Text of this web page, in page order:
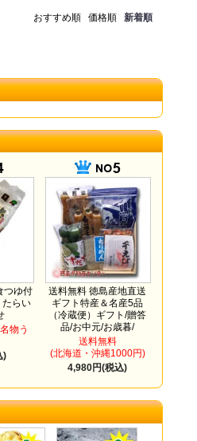
おすすめ順 価格順 新着順
つゆ付
たらい
物う
)
送料無料 徳島産地直送
ギフト特産＆名産5品
（冷蔵便）ギフト/贈答
品/お中元/お歳暮/
送料無料
(北海道・沖縄1000円)
4,980円(税込)